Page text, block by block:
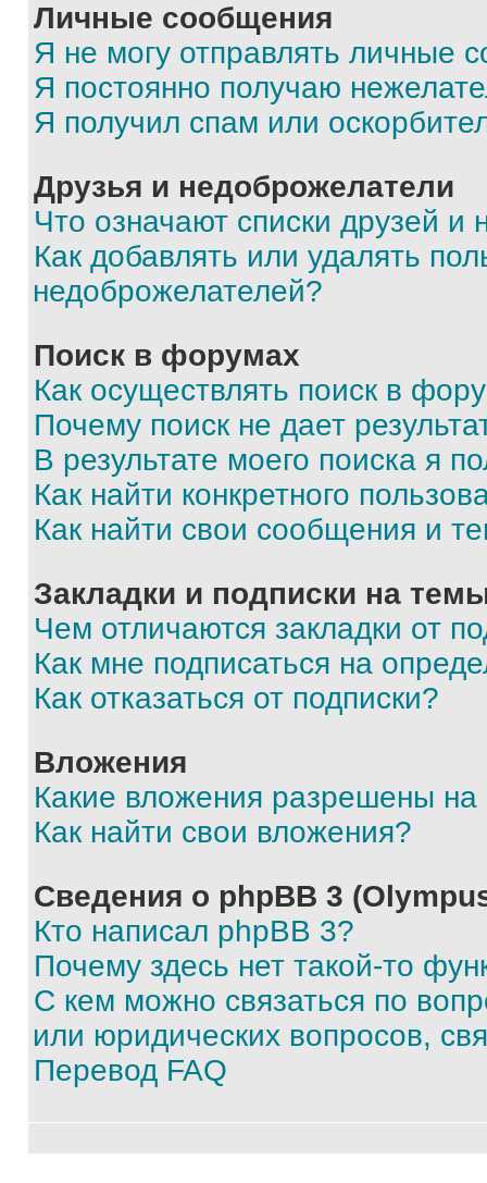
Личные сообщения
Я не могу отправлять личные
Я постоянно получаю
Я получил спам или
Друзья и недоброжелатели
Что означают списки друзей и
Как добавлять или удалять
недоброжелателей?
Поиск в форумах
Как осуществлять поиск в
Почему поиск не дает
В результате моего поиска я
Как найти конкретного
Как найти свои сообщения и
Закладки и подписки на
Чем отличаются закладки от
Как мне подписаться на
Как отказаться от подписки?
Вложения
Какие вложения разрешены
Как найти свои вложения?
Сведения о phpBB 3
Кто написал phpBB 3?
Почему здесь нет такой-то
С кем можно связаться по
или юридических вопросов,
Перевод FAQ